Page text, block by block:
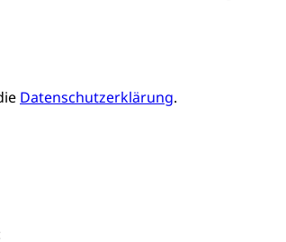
Datenschutzerklärung.